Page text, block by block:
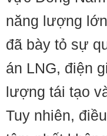
năng lượng
đã bày tỏ sự
án LNG, điện
lượng tái tạo
Tuy nhiên,